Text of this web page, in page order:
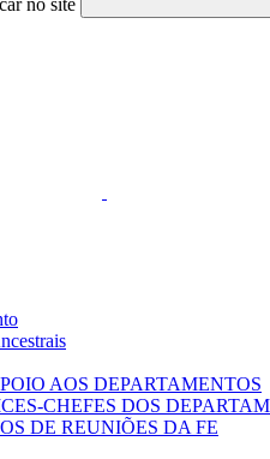
no site
AOS DEPARTAMENTOS
CHEFES DOS
DE REUNIÕES DA FE